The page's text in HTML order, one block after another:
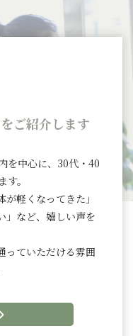
ご紹介します
中心に、30代・40
。
が軽くなってきた」
」など、嬉しい声を
っていただける雰囲